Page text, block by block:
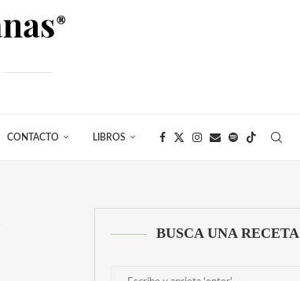
CONTACTO LIBROS
BUSCA UNA RECETA